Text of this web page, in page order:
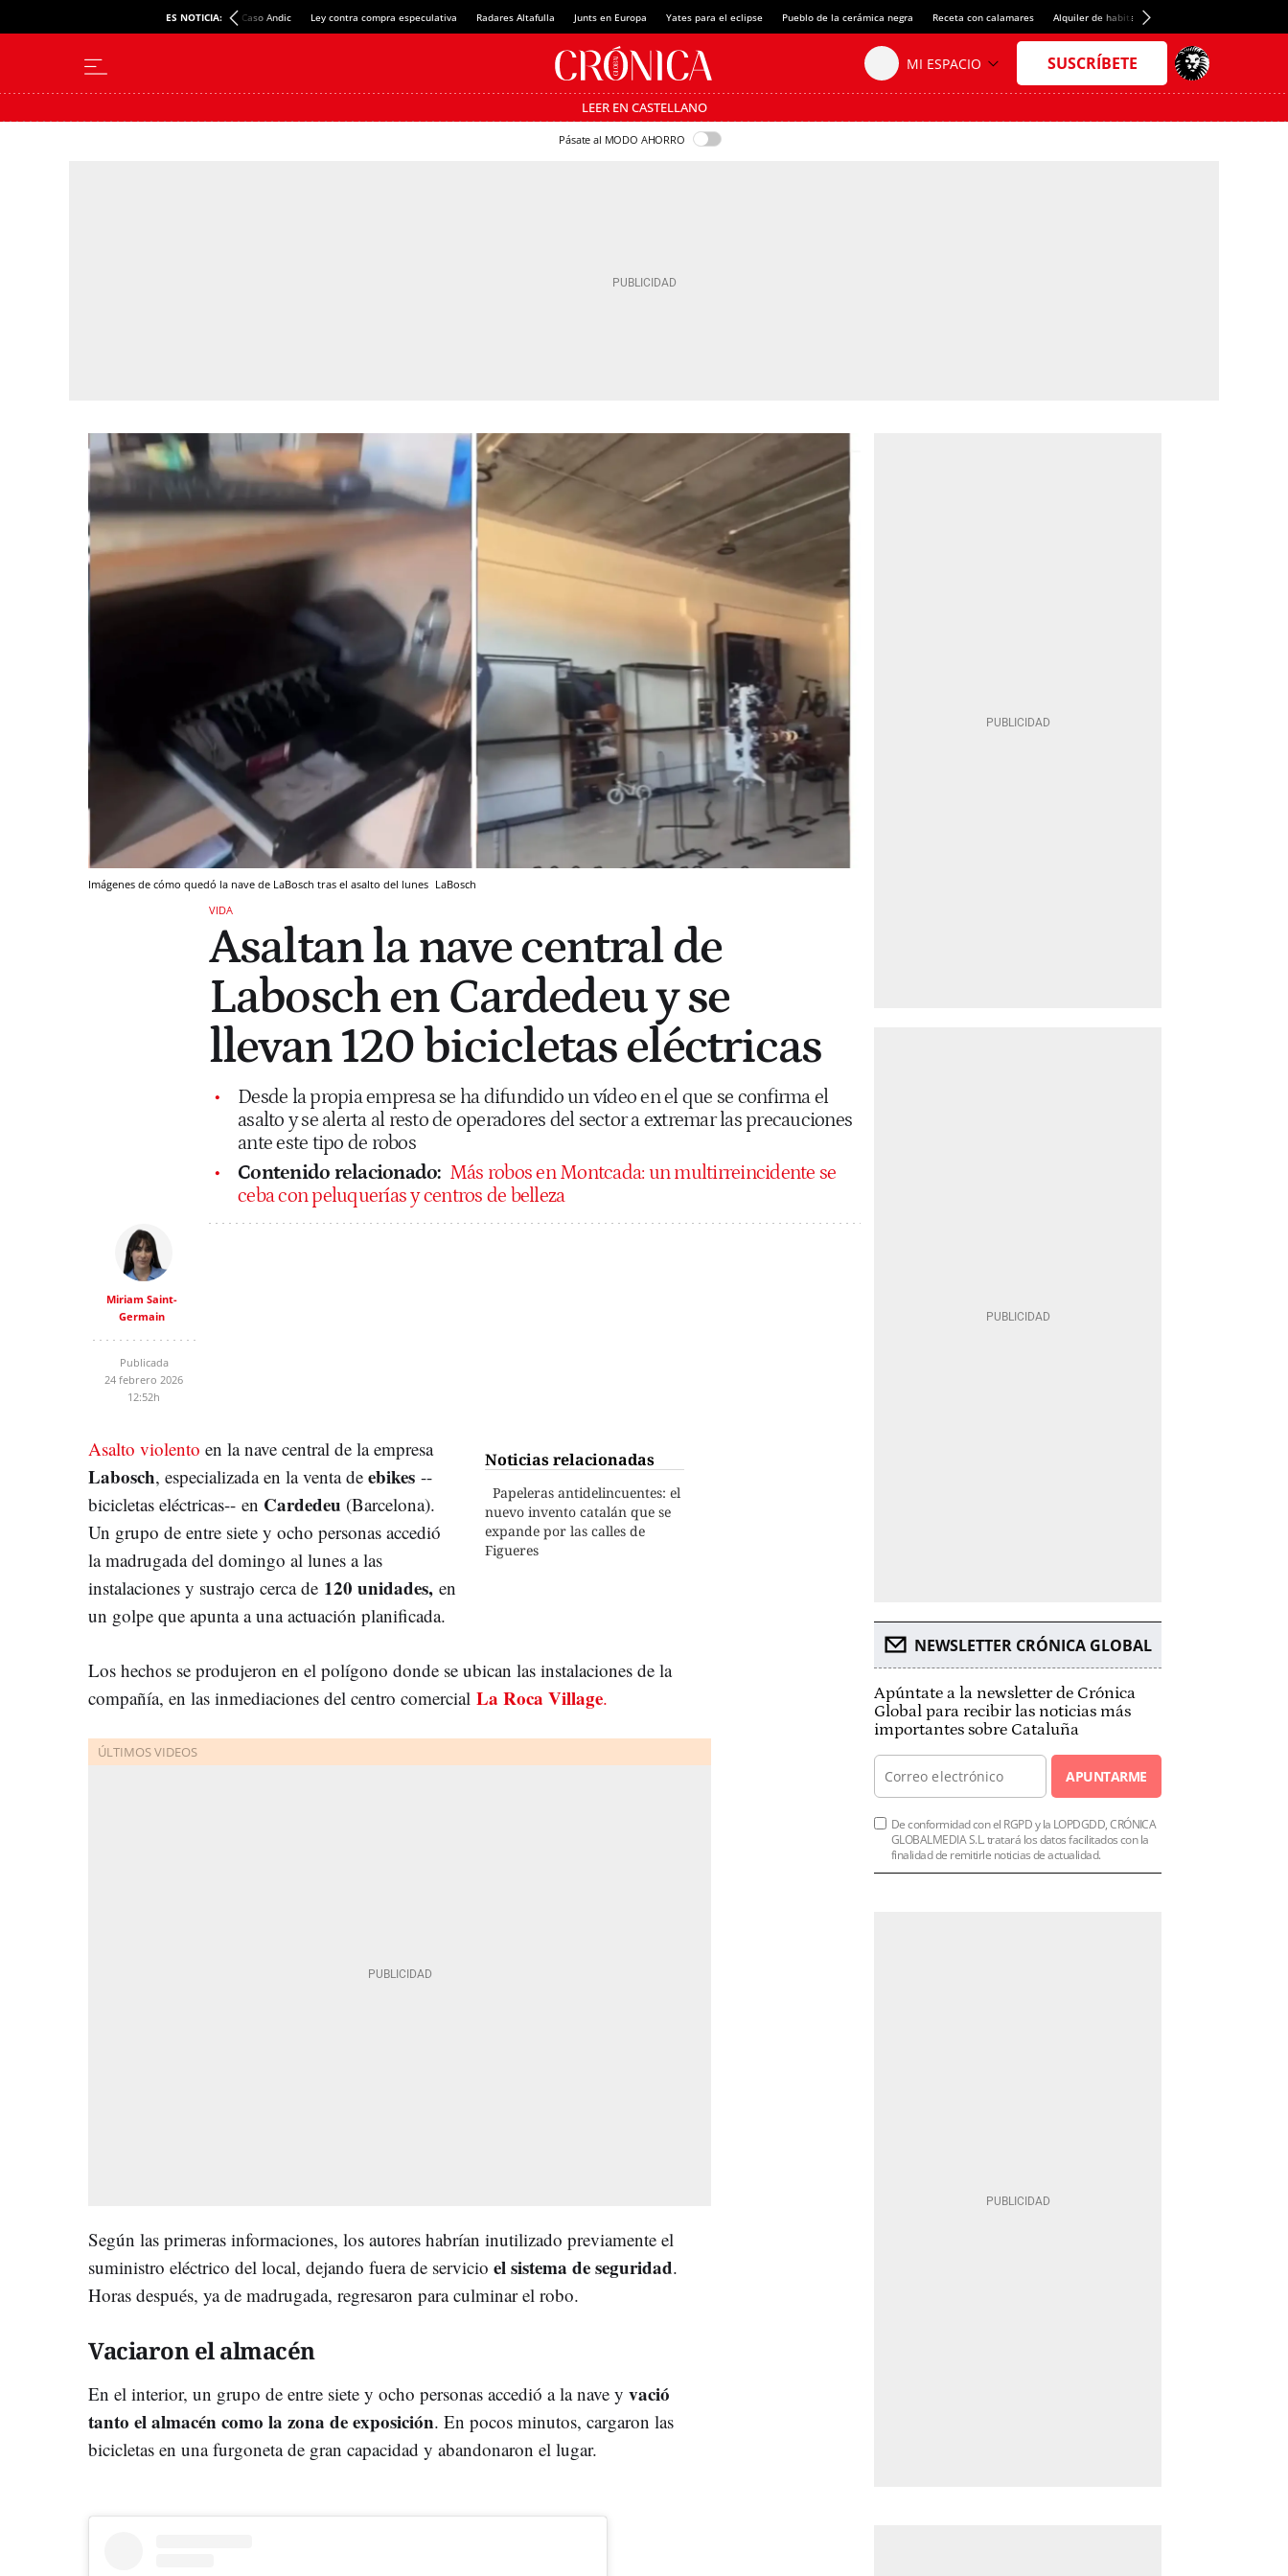
ES NOTICIA: Caso Andic Ley contra compra especulativa Radares Altafulla Junts en Europa Yates para el eclipse Pueblo de la cerámica negra Receta con calamares Alquiler de habitaciones en España
LEER EN CASTELLANO
Pásate al MODO AHORRO
Imágenes de cómo quedó la nave de LaBosch tras el asalto del lunes LaBosch
VIDA
Asaltan la nave central de
Labosch en Cardedeu y se
llevan 120 bicicletas eléctricas
Desde la propia empresa se ha difundido un vídeo en el que se confirma el
asalto y se alerta al resto de operadores del sector a extremar las precauciones
ante este tipo de robos
Contenido relacionado: Más robos en Montcada: un multirreincidente se
ceba con peluquerías y centros de belleza
Miriam Saint-
Germain
Publicada
24 febrero 2026
12:52h
Noticias relacionadas
Papeleras antidelincuentes: el
nuevo invento catalán que se
expande por las calles de
Figueres
Asalto violento en la nave central de la empresa
Labosch, especializada en la venta de ebikes --
bicicletas eléctricas-- en Cardedeu (Barcelona).
Un grupo de entre siete y ocho personas accedió
la madrugada del domingo al lunes a las
instalaciones y sustrajo cerca de 120 unidades, en
un golpe que apunta a una actuación planificada.
Los hechos se produjeron en el polígono donde se ubican las instalaciones de la
compañía, en las inmediaciones del centro comercial La Roca Village.
Según las primeras informaciones, los autores habrían inutilizado previamente el
suministro eléctrico del local, dejando fuera de servicio el sistema de seguridad.
Horas después, ya de madrugada, regresaron para culminar el robo.
Vaciaron el almacén
En el interior, un grupo de entre siete y ocho personas accedió a la nave y vació
tanto el almacén como la zona de exposición. En pocos minutos, cargaron las
bicicletas en una furgoneta de gran capacidad y abandonaron el lugar.
NEWSLETTER CRÓNICA GLOBAL
Apúntate a la newsletter de Crónica
Global para recibir las noticias más
importantes sobre Cataluña
APUNTARME
De conformidad con el RGPD y la LOPDGDD, CRÓNICA
GLOBALMEDIA S.L. tratará los datos facilitados con la
finalidad de remitirle noticias de actualidad.